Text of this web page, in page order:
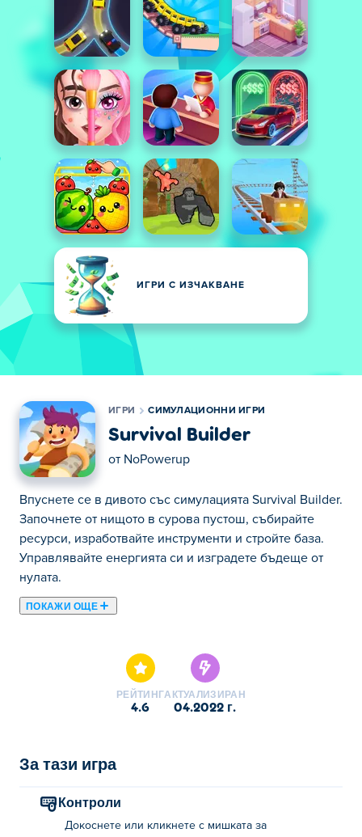
ИГРИ С ИЗЧАКВАНЕ
ИГРИ СИМУЛАЦИОННИ ИГРИ
Survival Builder
от NoPowerup
Впуснете се в дивото със симулацията Survival Builder.
Започнете от нищото в сурова пустош, събирайте
ресурси, изработвайте инструменти и стройте база.
Управлявайте енергията си и изградете бъдеще от
нулата.
ПОКАЖИ ОЩЕ
РЕЙТИНГ
4.6
АКТУАЛИЗИРАН
04.2022 г.
За тази игра
Контроли
Докоснете или кликнете с мишката за